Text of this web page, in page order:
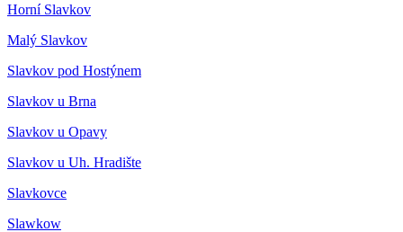
Horní Slavkov
Malý Slavkov
Slavkov pod Hostýnem
Slavkov u Brna
Slavkov u Opavy
Slavkov u Uh. Hradište
Slavkovce
Slawkow